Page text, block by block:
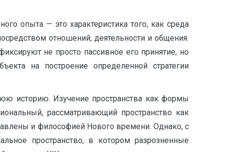
опыта — это характеристика того, как среда
отношений, деятельности и общения.
не просто пассивное его принятие, но
на построение определенной стратегии
историю. Изучение пространства как формы
рассматривающий пространство как
и философией Нового времени. Однако, с
пространство, в котором разрозненные